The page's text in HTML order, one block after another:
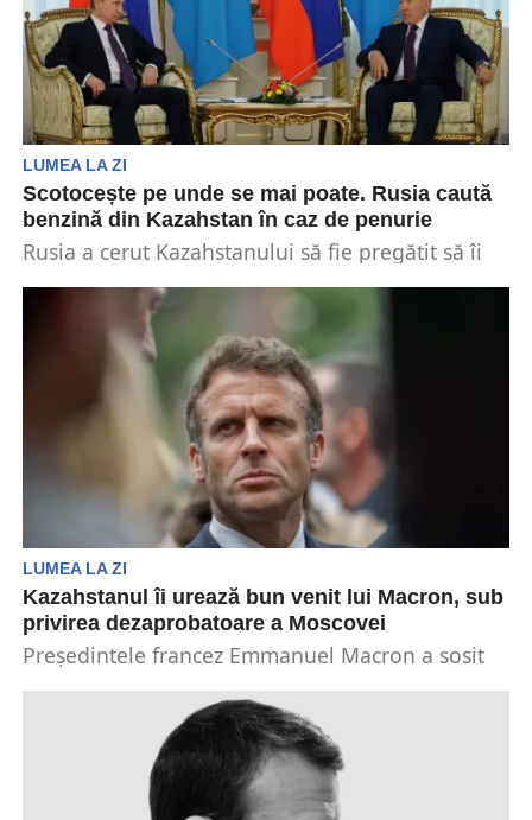
LUMEA LA ZI
Scotocește pe unde se mai poate. Rusia caută
benzină din Kazahstan în caz de penurie
Rusia a cerut Kazahstanului să fie pregătit să îi
LUMEA LA ZI
Kazahstanul îi urează bun venit lui Macron, sub
privirea dezaprobatoare a Moscovei
Președintele francez Emmanuel Macron a sosit